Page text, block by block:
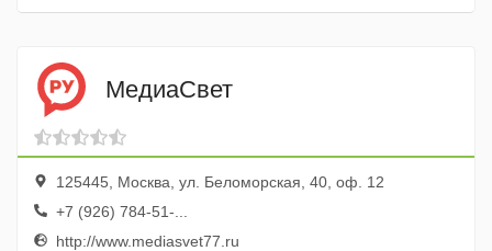
МедиаСвет
125445, Москва, ул. Беломорская, 40, оф. 12
+7 (926) 784-51-...
http://www.mediasvet77.ru